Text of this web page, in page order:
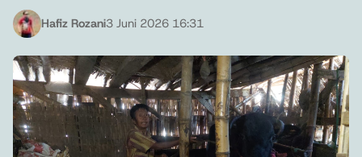
Hafiz Rozani3 Juni 2026 16:31